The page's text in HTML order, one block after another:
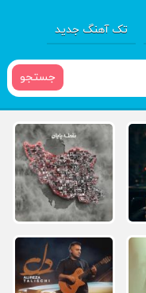
تک آهنگ جدید
جستجو